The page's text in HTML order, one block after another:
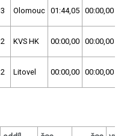
3 Olomouc 01:44,05 00:00,00
2 KVS HK 00:00,00 00:00,00
2 Litovel 00:00,00 00:00,00